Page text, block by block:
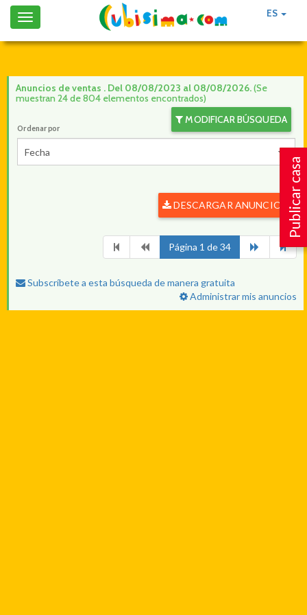
ES
Toggle
navigation
Publicar casa
Anuncios de ventas . Del 08/08/2023 al 08/08/2026.(Se
muestran 24 de 804 elementos encontrados)
MODIFICAR BÚSQUEDA
Ordenar por
Fecha
DESCARGAR ANUNCIOS
Página 1 de 34
Subscríbete a esta búsqueda de manera gratuita
Administrar mis anuncios